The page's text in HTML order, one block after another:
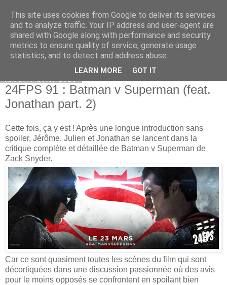
Bepod
24FPS 91 : Batman v Superman (feat.
Jonathan part. 2)
Cette fois, ça y est ! Après une longue introduction sans
spoiler, Jérôme, Julien et Jonathan se lancent dans la
critique complète et détaillée de Batman v Superman de
Zack Snyder.
Car ce sont quasiment toutes les scènes du film qui sont
décortiquées dans une discussion passionnée où des avis
pour le moins opposés se confrontent en spoilant bien
This site uses cookies from Google to deliver its services
and to analyze traffic. Your IP address and user-agent are
shared with Google along with performance and security
metrics to ensure quality of service, generate usage
statistics, and to detect and address abuse.
LEARN MORE GOT IT